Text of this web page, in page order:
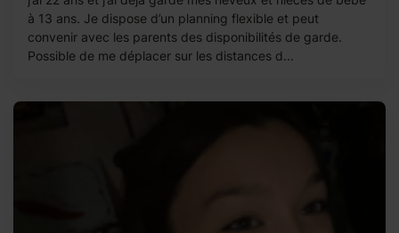
à 13 ans. Je dispose d’un planning flexible et peut
convenir avec les parents des disponibilités de garde.
Possible de me déplacer sur les distances d...